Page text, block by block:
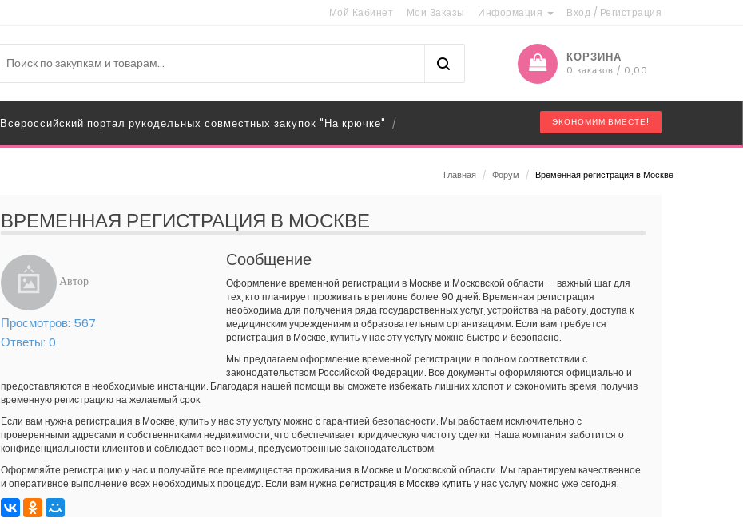
Мой Кабинет Мои Заказы Информация Вход / Регистрация
КОРЗИНА
0 заказов / 0,00
Всероссийский портал рукодельных совместных закупок "На крючке" / ЭКОНОМИМ ВМЕСТЕ!
Главная / Форум / Временная регистрация в Москве
ВРЕМЕННАЯ РЕГИСТРАЦИЯ В МОСКВЕ
Автор
Просмотров: 567
Ответы: 0
Сообщение
Оформление временной регистрации в Москве и Московской области — важный шаг для
тех, кто планирует проживать в регионе более 90 дней. Временная регистрация
необходима для получения ряда государственных услуг, устройства на работу, доступа к
медицинским учреждениям и образовательным организациям. Если вам требуется
регистрация в Москве, купить у нас эту услугу можно быстро и безопасно.
Мы предлагаем оформление временной регистрации в полном соответствии с
законодательством Российской Федерации. Все документы оформляются официально и
предоставляются в необходимые инстанции. Благодаря нашей помощи вы сможете избежать лишних хлопот и сэкономить время, получив
временную регистрацию на желаемый срок.
Если вам нужна регистрация в Москве, купить у нас эту услугу можно с гарантией безопасности. Мы работаем исключительно с
проверенными адресами и собственниками недвижимости, что обеспечивает юридическую чистоту сделки. Наша компания заботится о
конфиденциальности клиентов и соблюдает все нормы, предусмотренные законодательством.
Оформляйте регистрацию у нас и получайте все преимущества проживания в Москве и Московской области. Мы гарантируем качественное
и оперативное выполнение всех необходимых процедур. Если вам нужнарегистрация в Москве купитьу нас услугу можно уже сегодня.